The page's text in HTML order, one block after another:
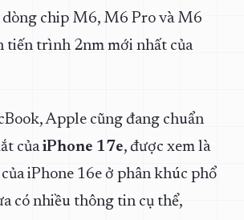
chip M6, M6 Pro và M6
tiến trình 2nm mới nhất của
Apple cũng đang chuẩn
củaiPhone 17e, được xem là
iPhone 16e ở phân khúc phổ
có nhiều thông tin cụ thể,